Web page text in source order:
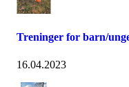
Treninger for barn/
16.04.2023